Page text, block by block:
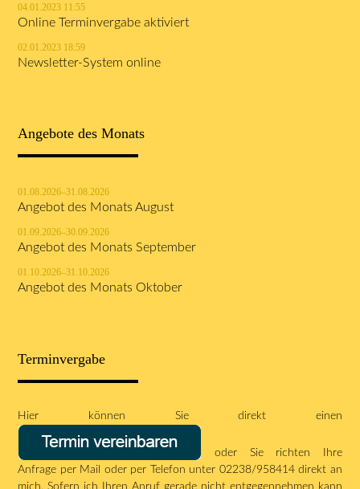
04.01.2023 11:55
Online Terminvergabe aktiviert
02.01.2023 18:59
Newsletter-System online
Angebote des Monats
01.08.2026–31.08.2026
Angebot des Monats August
01.09.2026–30.09.2026
Angebot des Monats September
01.10.2026–31.10.2026
Angebot des Monats Oktober
Terminvergabe
Hier können Sie direkt einen
oder Sie richten Ihre
Anfrage per Mail oder per Telefon unter 02238/958414 direkt an
mich. Sofern ich Ihren Anruf gerade nicht entgegennehmen kann